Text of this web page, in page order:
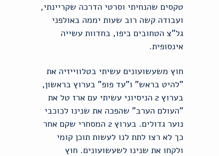
טקסים שהנחיתי וסרטי הדרכה שקריינתי,
ועבודה קשה רוב שעות יממה באולפני
גל"צ הטחובים ביפו, בחדוות עשייה
אינסופית.
חוץ משעשועונים עשיתי בטלווייזיה את
"להיט בראש" ו"עד פופ" בערוץ בראשון,
בערוץ 2 הניסיוני עשיתי עם ארז טל את
"העולם הערב" שהפכה את שנינו לכוכבי
נוער גדולים. בערוץ 2 המסחרי שקם אחר
כך לא רצו לתת לנו לעשות תוכן קומי
ולקחו את שנינו לשעשועונים. חוץ